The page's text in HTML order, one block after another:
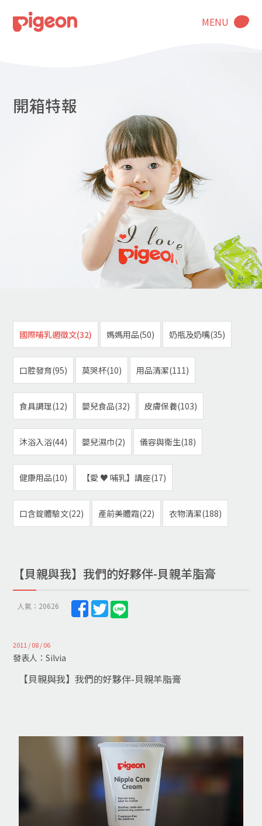
MENU
開箱特報
國際哺乳週徵文(32) 媽媽用品(50) 奶瓶及奶嘴(35)
口腔發育(95) 莫哭杯(10) 用品清潔(111)
食具調理(12) 嬰兒食品(32) 皮膚保養(103)
沐浴入浴(44) 嬰兒濕巾(2) 儀容與衛生(18)
健康用品(10) 【愛 ♥ 哺乳】講座(17)
口含錠體驗文(22) 產前美體霜(22) 衣物清潔(188)
【貝親與我】我們的好夥伴-貝親羊脂膏
人氣：20626
2011 / 08 / 06
發表人：Silvia
【貝親與我】我們的好夥伴-貝親羊脂膏